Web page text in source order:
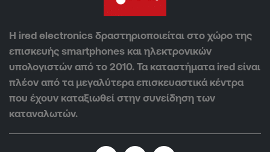
Η ired electronics δραστηριοποιείται στο χώρο της
επισκευής smartphones και ηλεκτρονικών
υπολογιστών από το 2010. Τα καταστήματα ired είναι
πλέον από τα μεγαλύτερα επισκευαστικά κέντρα
που έχουν καταξιωθεί στην συνείδηση των
καταναλωτών.